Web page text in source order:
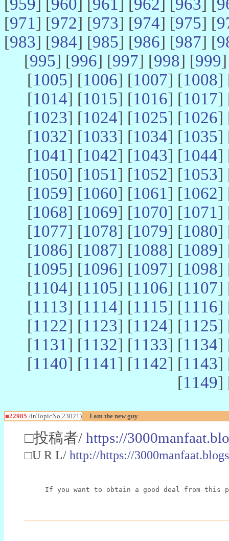
959 960 961 962 963
[971] [972] [973] [974] [975] [
[983] [984] [985] [986] [987] [
[995] [996] [997] [998] [999
[1005] [1006] [1007] [1008]
[1014] [1015] [1016] [1017]
[1023] [1024] [1025] [1026]
[1032] [1033] [1034] [1035]
[1041] [1042] [1043] [1044]
[1050] [1051] [1052] [1053]
[1059] [1060] [1061] [1062]
[1068] [1069] [1070] [1071]
[1077] [1078] [1079] [1080]
[1086] [1087] [1088] [1089]
[1095] [1096] [1097] [1098]
[1104] [1105] [1106] [1107]
[1113] [1114] [1115] [1116]
[1122] [1123] [1124] [1125]
[1131] [1132] [1133] [1134]
[1140] [1141] [1142] [1143]
[1149]
■22985 /inTopicNo.23021) I am the new guy
□投稿者/ https://
□U R L/ http://https://
If you want to obtain a good deal from this